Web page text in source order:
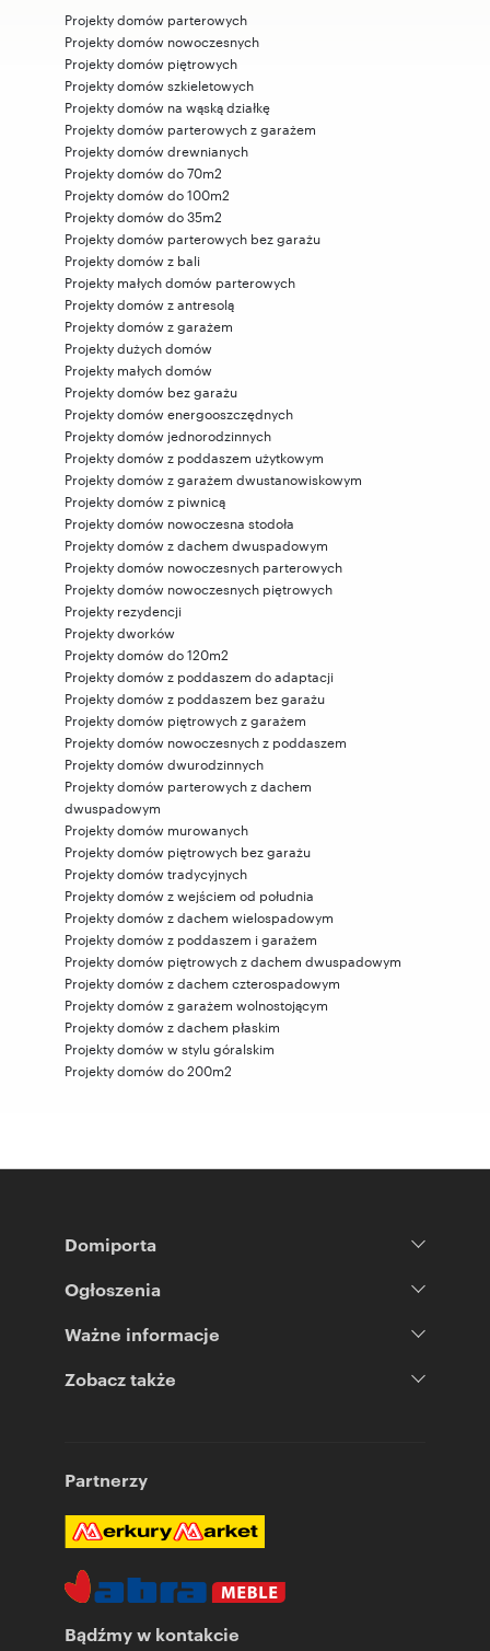
Projekty domów parterowych
Projekty domów nowoczesnych
Projekty domów piętrowych
Projekty domów szkieletowych
Projekty domów na wąską działkę
Projekty domów parterowych z garażem
Projekty domów drewnianych
Projekty domów do 70m2
Projekty domów do 100m2
Projekty domów do 35m2
Projekty domów parterowych bez garażu
Projekty domów z bali
Projekty małych domów parterowych
Projekty domów z antresolą
Projekty domów z garażem
Projekty dużych domów
Projekty małych domów
Projekty domów bez garażu
Projekty domów energooszczędnych
Projekty domów jednorodzinnych
Projekty domów z poddaszem użytkowym
Projekty domów z garażem dwustanowiskowym
Projekty domów z piwnicą
Projekty domów nowoczesna stodoła
Projekty domów z dachem dwuspadowym
Projekty domów nowoczesnych parterowych
Projekty domów nowoczesnych piętrowych
Projekty rezydencji
Projekty dworków
Projekty domów do 120m2
Projekty domów z poddaszem do adaptacji
Projekty domów z poddaszem bez garażu
Projekty domów piętrowych z garażem
Projekty domów nowoczesnych z poddaszem
Projekty domów dwurodzinnych
Projekty domów parterowych z dachem
dwuspadowym
Projekty domów murowanych
Projekty domów piętrowych bez garażu
Projekty domów tradycyjnych
Projekty domów z wejściem od południa
Projekty domów z dachem wielospadowym
Projekty domów z poddaszem i garażem
Projekty domów piętrowych z dachem dwuspadowym
Projekty domów z dachem czterospadowym
Projekty domów z garażem wolnostojącym
Projekty domów z dachem płaskim
Projekty domów w stylu góralskim
Projekty domów do 200m2
Domiporta
Ogłoszenia
Ważne informacje
Zobacz także
Partnerzy
Bądźmy w kontakcie